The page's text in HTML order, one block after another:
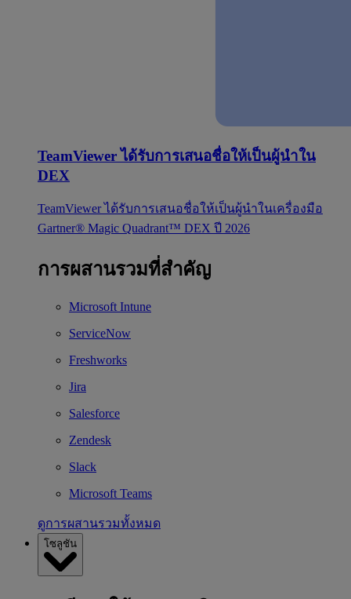
TeamViewer ได้รับการเสนอชื่อให้เป็นผู้นำใน
DEX
TeamViewer ได้รับการเสนอชื่อให้เป็นผู้นำในเครื่องมือ
Gartner® Magic Quadrant™ DEX ปี 2026
การผสานรวมที่สำคัญ
Microsoft Intune
ServiceNow
Freshworks
Jira
Salesforce
Zendesk
Slack
Microsoft Teams
ดูการผสานรวมทั้งหมด
โซลูชัน